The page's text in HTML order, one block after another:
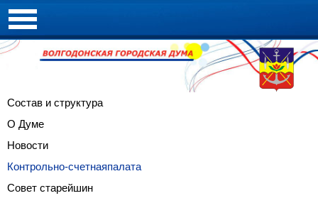
Состав и структура
О Думе
Новости
Контрольно-счетнаяпалата
Совет старейшин